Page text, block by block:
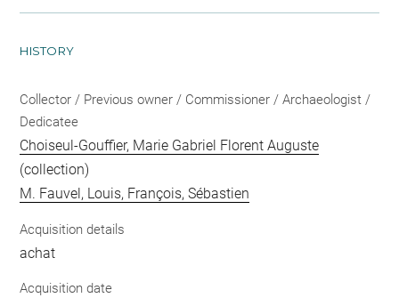
HISTORY
Collector / Previous owner / Commissioner / Archaeologist /
Dedicatee
Choiseul-Gouffier, Marie Gabriel Florent Auguste
(collection)
M. Fauvel, Louis, François, Sébastien
Acquisition details
achat
Acquisition date